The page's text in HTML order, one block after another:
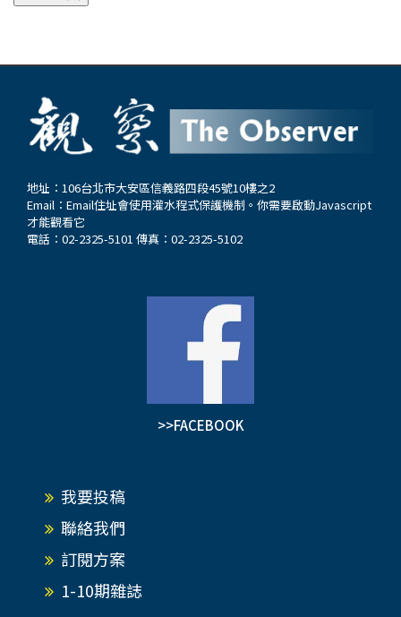
地址：106台北市大安區信義路四段45號10樓之2
Email： Email住址會使用灌水程式保護機制。你需要啟動Javascript
才能觀看它
電話：02-2325-5101 傳真：02-2325-5102
>>FACEBOOK
我要投稿
聯絡我們
訂閱方案
1-10期雜誌